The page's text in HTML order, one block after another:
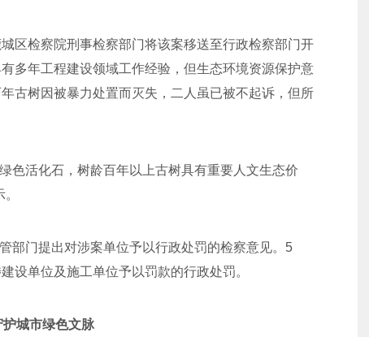
区检察院刑事检察部门将该案移送至行政检察部门开
多年工程建设领域工作经验，但生态环境资源保护意
古树因被暴力处置而灭失，二人虽已被不起诉，但所
色活化石，树龄百年以上古树具有重要人文生态价
部门提出对涉案单位予以行政处罚的检察意见。5
设单位及施工单位予以罚款的行政处罚。
城市绿色文脉